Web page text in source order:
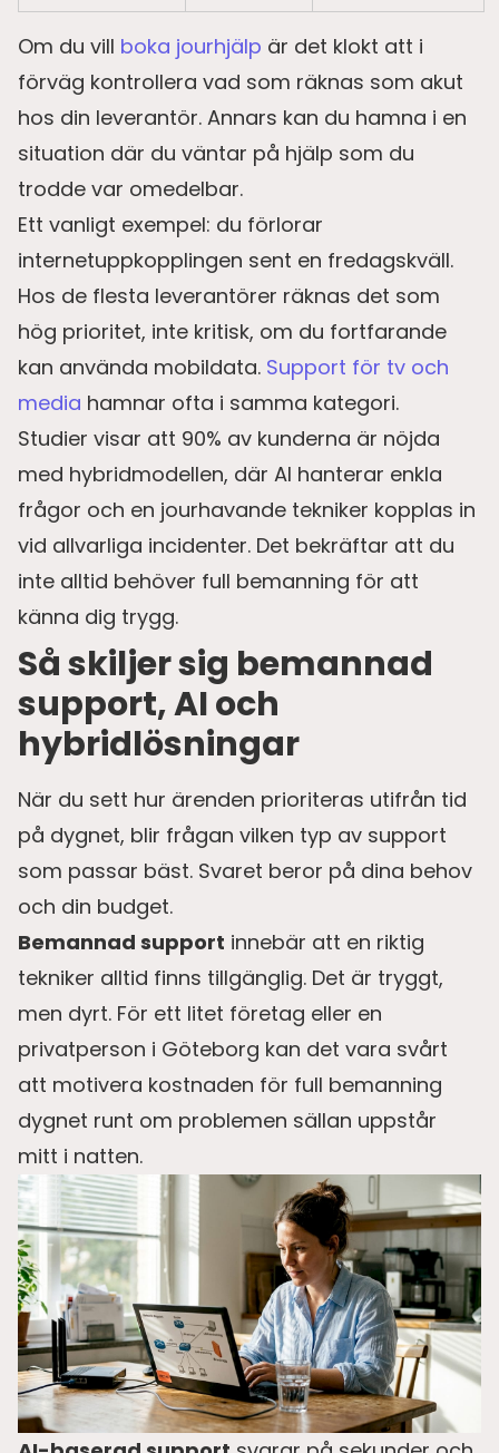
Om du vill boka jourhjälp är det klokt att i
förväg kontrollera vad som räknas som akut
hos din leverantör. Annars kan du hamna i en
situation där du väntar på hjälp som du
trodde var omedelbar.
Ett vanligt exempel: du förlorar
internetuppkopplingen sent en fredagskväll.
Hos de flesta leverantörer räknas det som
hög prioritet, inte kritisk, om du fortfarande
kan använda mobildata. Support för tv och
media hamnar ofta i samma kategori.
Studier visar att 90% av kunderna är nöjda
med hybridmodellen, där AI hanterar enkla
frågor och en jourhavande tekniker kopplas in
vid allvarliga incidenter. Det bekräftar att du
inte alltid behöver full bemanning för att
känna dig trygg.
Så skiljer sig bemannad
support, AI och
hybridlösningar
När du sett hur ärenden prioriteras utifrån tid
på dygnet, blir frågan vilken typ av support
som passar bäst. Svaret beror på dina behov
och din budget.
Bemannad support innebär att en riktig
tekniker alltid finns tillgänglig. Det är tryggt,
men dyrt. För ett litet företag eller en
privatperson i Göteborg kan det vara svårt
att motivera kostnaden för full bemanning
dygnet runt om problemen sällan uppstår
mitt i natten.